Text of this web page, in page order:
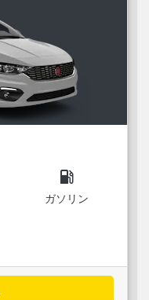
local_gas_station
ガソリン